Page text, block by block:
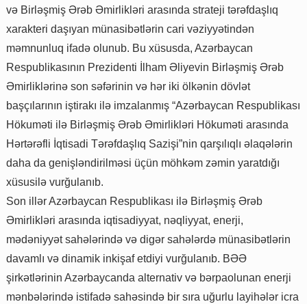
və Birləşmiş Ərəb Əmirlikləri arasında strateji tərəfdaşlıq
xarakteri daşıyan münasibətlərin cari vəziyyətindən
məmnunluq ifadə olunub. Bu xüsusda, Azərbaycan
Respublikasının Prezidenti İlham Əliyevin Birləşmiş Ərəb
Əmirliklərinə son səfərinin və hər iki ölkənin dövlət
başçılarının iştirakı ilə imzalanmış “Azərbaycan Respublikası
Hökuməti ilə Birləşmiş Ərəb Əmirlikləri Hökuməti arasında
Hərtərəfli İqtisadi Tərəfdaşlıq Sazişi”nin qarşılıqlı əlaqələrin
daha da genişləndirilməsi üçün möhkəm zəmin yaratdığı
xüsusilə vurğulanıb.
Son illər Azərbaycan Respublikası ilə Birləşmiş Ərəb
Əmirlikləri arasında iqtisadiyyat, nəqliyyat, enerji,
mədəniyyət sahələrində və digər sahələrdə münasibətlərin
davamlı və dinamik inkişaf etdiyi vurğulanıb. BƏƏ
şirkətlərinin Azərbaycanda alternativ və bərpaolunan enerji
mənbələrində istifadə sahəsində bir sıra uğurlu layihələr icra